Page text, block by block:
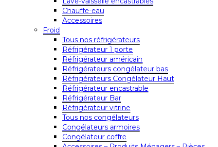
Chauffe-eau
Accessoires
Froid
Tous nos réfrigérateurs
Réfrigérateur 1 porte
Réfrigérateur américain
Réfrigérateurs congélateur bas
Réfrigérateurs Congélateur Haut
Réfrigérateur encastrable
Réfrigérateur Bar
Réfrigérateur vitrine
Tous nos congélateurs
Congélateurs armoires
Congélateur coffre